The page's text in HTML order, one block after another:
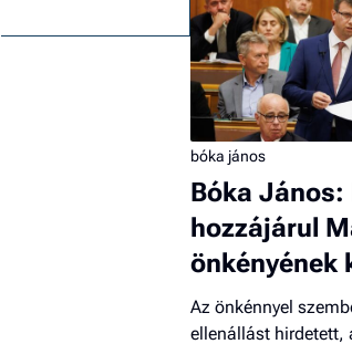
bóka jános
Bóka János:
hozzájárul
önkényének
Az önkénnyel
ellenállást hirdetett,